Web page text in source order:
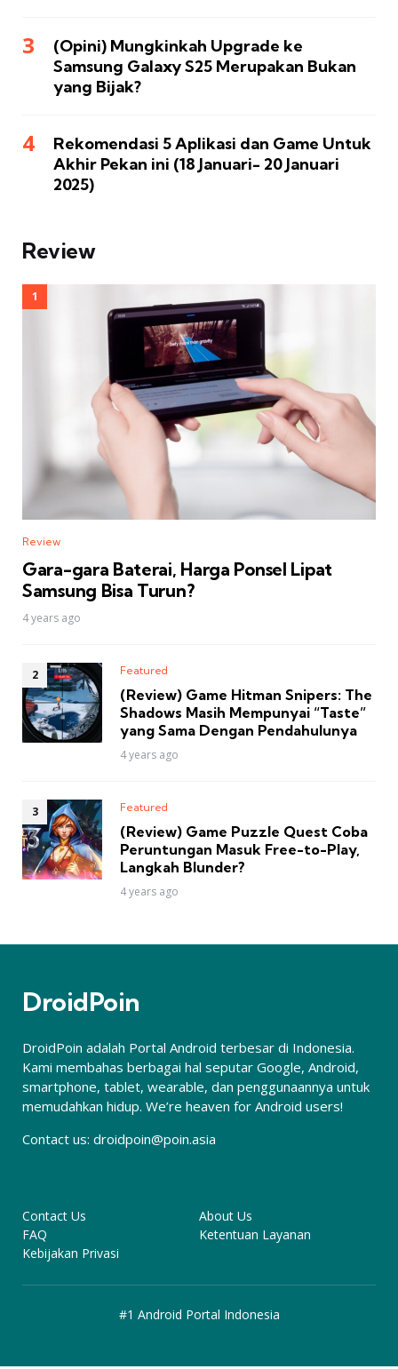
(Opini) Mungkinkah Upgrade ke
Samsung Galaxy S25 Merupakan Bukan
yang Bijak?
Rekomendasi 5 Aplikasi dan Game Untuk
Akhir Pekan ini (18 Januari- 20 Januari
2025)
Review
Review
Gara-gara Baterai, Harga Ponsel Lipat
Samsung Bisa Turun?
4 years ago
Featured
(Review) Game Hitman Snipers: The
Shadows Masih Mempunyai “Taste”
yang Sama Dengan Pendahulunya
4 years ago
Featured
(Review) Game Puzzle Quest Coba
Peruntungan Masuk Free-to-Play,
Langkah Blunder?
4 years ago
DroidPoin
DroidPoin adalah Portal Android terbesar di Indonesia.
Kami membahas berbagai hal seputar Google, Android,
smartphone, tablet, wearable, dan penggunaannya untuk
memudahkan hidup. We’re heaven for Android users!
Contact us: droidpoin@poin.asia
Contact Us
About Us
FAQ
Ketentuan Layanan
Kebijakan Privasi
#1 Android Portal Indonesia